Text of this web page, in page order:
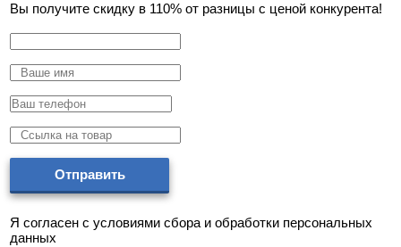
Вы получите скидку в 110% от разницы с ценой конкурента!
Отправить
Я согласен с условиями cбора и обработки персональных
данных